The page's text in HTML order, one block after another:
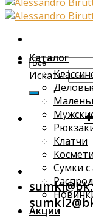
Искать:
Каталог
Клатчи
Сумки
Акции